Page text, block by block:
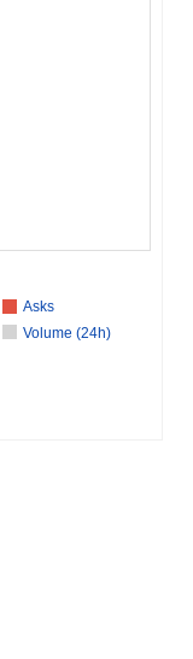
Asks
Volume (24h)